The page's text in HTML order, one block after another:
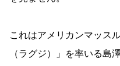
これはアメリカンマッス
（ラグジ）」を率いる島